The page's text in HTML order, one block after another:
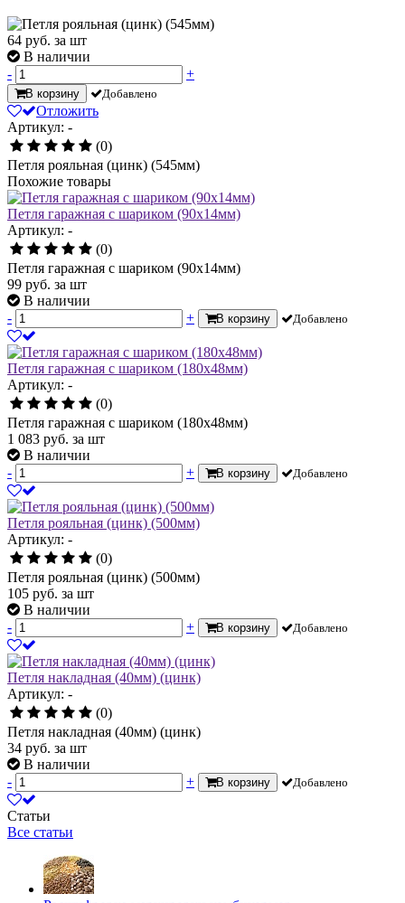
64 руб. за шт
В наличии
-
+
В корзину Добавлено
Отложить
Артикул: -
(0)
Петля рояльная (цинк) (545мм)
Похожие товары
Петля гаражная с шариком (90х14мм)
Артикул: -
(0)
Петля гаражная с шариком (90х14мм)
99 руб. за шт
В наличии
-
+ В корзину Добавлено
Петля гаражная с шариком (180х48мм)
Артикул: -
(0)
Петля гаражная с шариком (180х48мм)
1 083 руб. за шт
В наличии
-
+ В корзину Добавлено
Петля рояльная (цинк) (500мм)
Артикул: -
(0)
Петля рояльная (цинк) (500мм)
105 руб. за шт
В наличии
-
+ В корзину Добавлено
Петля накладная (40мм) (цинк)
Артикул: -
(0)
Петля накладная (40мм) (цинк)
34 руб. за шт
В наличии
-
+ В корзину Добавлено
Статьи
Все статьи